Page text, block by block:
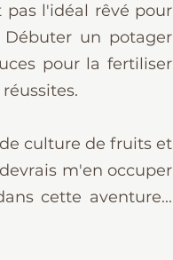
pas l'idéal rêvé pour
un potager
pour la fertiliser
culture de fruits et
m'en occuper
cette aventure...